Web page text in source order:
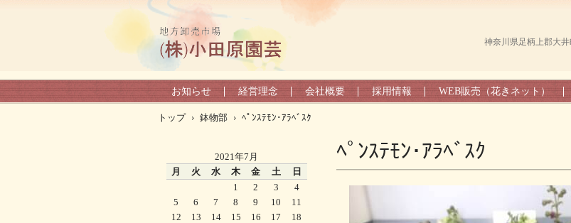
神奈川県足柄上郡大
お知らせ 経営理念 会社概要 採用情報 WEB販売（花きネット）
トップ › 鉢物部 › ﾍﾟﾝｽﾃﾓﾝ･ｱﾗﾍﾞｽｸ
ﾍﾟﾝｽﾃﾓﾝ･ｱﾗﾍﾞｽｸ
2021年7月
月
火 水 木 金 土 日
1 2 3
4
5
6 7 8 9 10
11
12
13 14 15 16 17
18